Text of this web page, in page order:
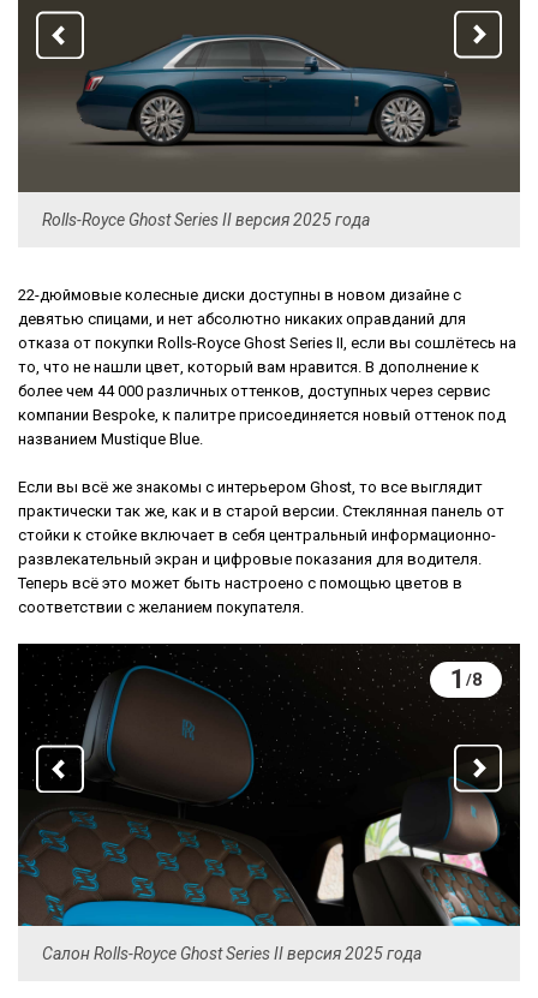
Rolls-Royce Ghost Series II версия 2025 года
22-дюймовые колесные диски доступны в новом дизайне с
девятью спицами, и нет абсолютно никаких оправданий для
отказа от покупки Rolls-Royce Ghost Series II, если вы сошлётесь на
то, что не нашли цвет, который вам нравится. В дополнение к
более чем 44 000 различных оттенков, доступных через сервис
компании Bespoke, к палитре присоединяется новый оттенок под
названием Mustique Blue.
Если вы всё же знакомы с интерьером Ghost, то все выглядит
практически так же, как и в старой версии. Стеклянная панель от
стойки к стойке включает в себя центральный информационно-
развлекательный экран и цифровые показания для водителя.
Теперь всё это может быть настроено с помощью цветов в
соответствии с желанием покупателя.
1 /8
Салон Rolls-Royce Ghost Series II версия 2025 года